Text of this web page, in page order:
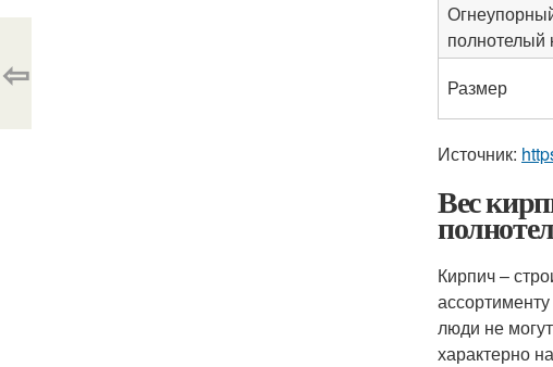
полнотелый
Размер
Источник:
Вес
Кирпич –
люди не
характерно
⇦